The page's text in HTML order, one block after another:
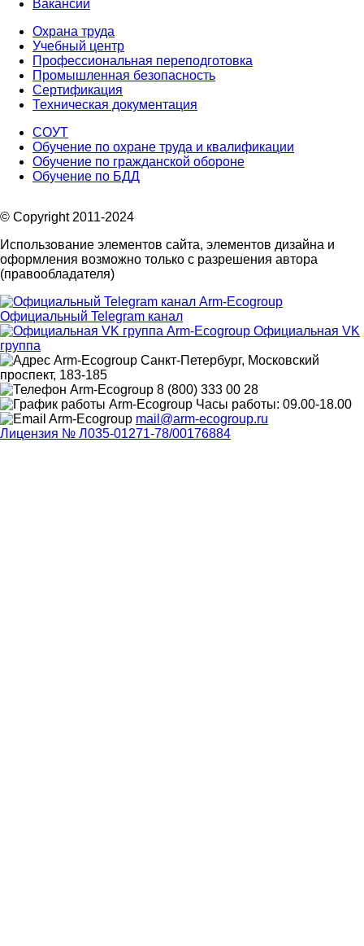
Вакансии
Охрана труда
Учебный центр
Профессиональная переподготовка
Промышленная безопасность
Сертификация
Техническая документация
СОУТ
Обучение по охране труда и квалификации
Обучение по гражданской обороне
Обучение по БДД
© Copyright 2011-2024
Использование элементов сайта, элементов дизайна и
оформления возможно только с разрешения автора
(правообладателя)
Официальный Telegram канал
Официальная VK
группа
Санкт-Петербург, Московский
проспект, 183-185
8 (800) 333 00 28
Часы работы: 09.00-18.00
mail@arm-ecogroup.ru
Лицензия № Л035-01271-78/00176884